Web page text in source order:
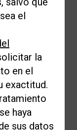
el
la
en el
exactitud.
haya
sus datos